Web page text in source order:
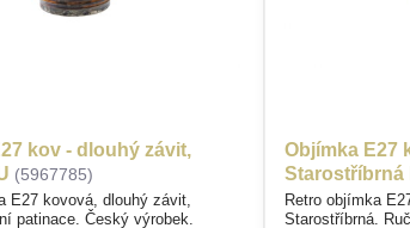
kov - dlouhý závit,
(5967785)
E27 kovová, dlouhý závit,
patinace. Český výrobek.
Objímka E27
Starostříbrná
Retro objímka
Starostříbrná.